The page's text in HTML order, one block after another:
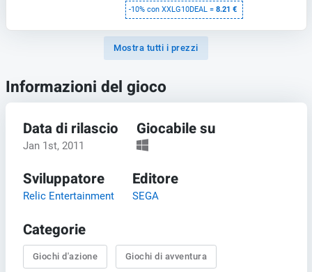
-10% con XXLG10DEAL =8.21 €
Mostra tutti i prezzi
Informazioni del gioco
Data di rilascio
Jan 1st, 2011
Giocabile su
Sviluppatore
Relic Entertainment
Editore
SEGA
Categorie
Giochi d'azione Giochi di avventura